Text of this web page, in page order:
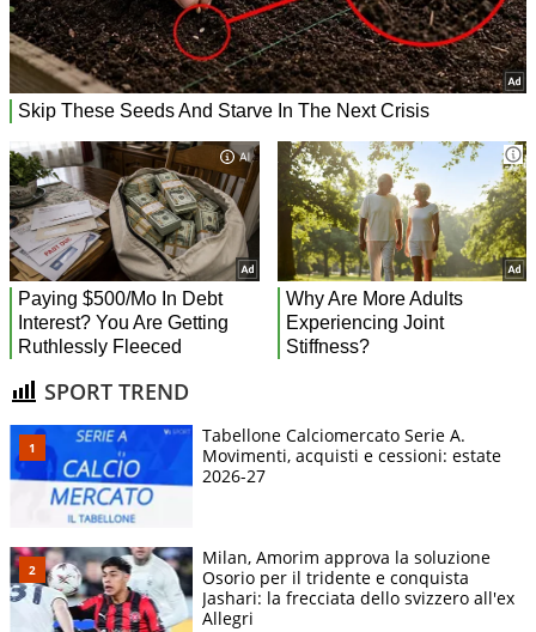
SPORT TREND
Tabellone Calciomercato Serie A.
Movimenti, acquisti e cessioni: estate
2026-27
Milan, Amorim approva la soluzione
Osorio per il tridente e conquista
Jashari: la frecciata dello svizzero all'ex
Allegri